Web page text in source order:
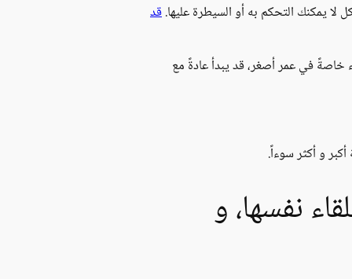
يمكنك التحكم به أو السيطرة عليها.قد
عمر 65 سنة أو أكثر. لكنها قد تصيب النساء خاصةً في عمر أصغر، قد يبدأ عادةً مع
و أكثر سوءاً.
نفسها، و